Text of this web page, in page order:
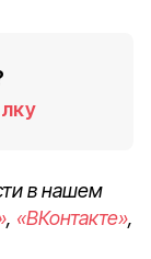
в нашем
, «ВКонтакте»,